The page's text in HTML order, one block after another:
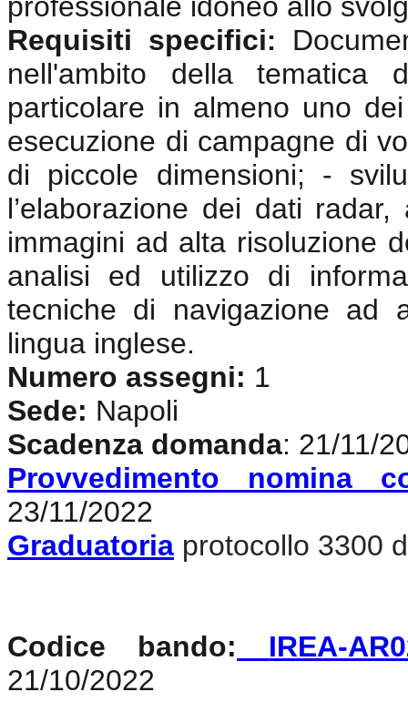
professionale idoneo allo
Requisiti specifici:
nell'ambito della
particolare in almeno uno
esecuzione di campagne di
di piccole dimensioni; -
l’elaborazione dei dati
immagini ad alta risoluzione
analisi ed utilizzo di
tecniche di navigazione ad
lingua inglese.
Numero assegni: 1
Sede: Napoli
Scadenza domanda: 21/11/
Provvedimento nomina
23/11/2022
Graduatoria protocollo 3300
Codice bando:
IREA-
21/10/2022